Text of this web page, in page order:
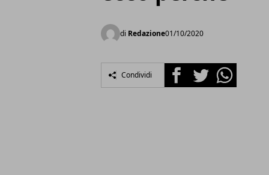
di Redazione01/10/2020
Condividi FacebookTwitterWhatsapp